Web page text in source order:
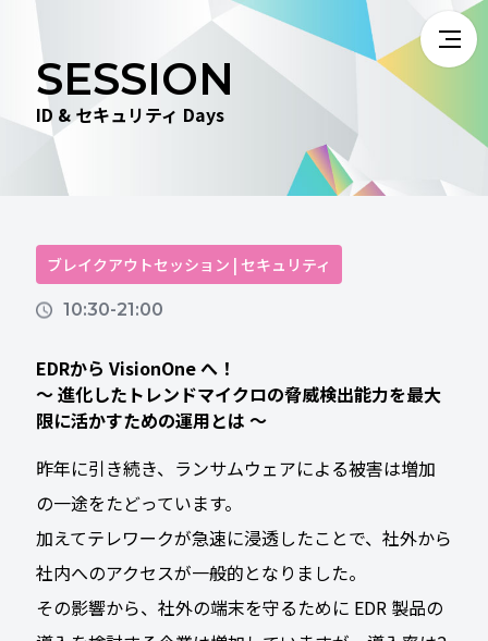
SESSION
ID & セキュリティ Days
ブレイクアウトセッション | セキュリティ
10:30-21:00
EDRから VisionOne へ！
～ 進化したトレンドマイクロの脅威検出能力を最大
限に活かすための運用とは ～
昨年に引き続き、ランサムウェアによる被害は増加
の一途をたどっています。
加えてテレワークが急速に浸透したことで、社外から
社内へのアクセスが一般的となりました。
その影響から、社外の端末を守るために EDR 製品の